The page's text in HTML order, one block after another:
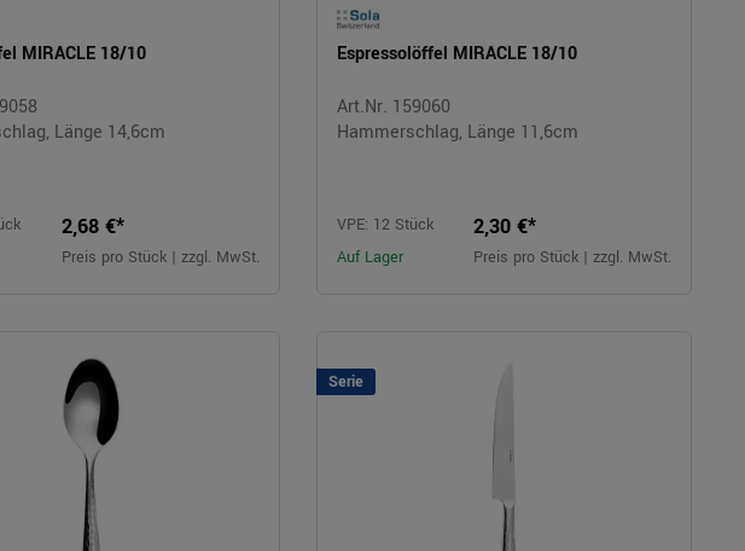
MIRACLE 18/10
Länge 14,6cm
2,68 €*
Preis pro Stück | zzgl. MwSt.
Espressolöffel MIRACLE 18/10
Art.Nr. 159060
Hammerschlag, Länge 11,6cm
VPE: 12 Stück
Auf Lager
2,30 €*
Preis pro Stück | zzgl. MwSt.
Serie